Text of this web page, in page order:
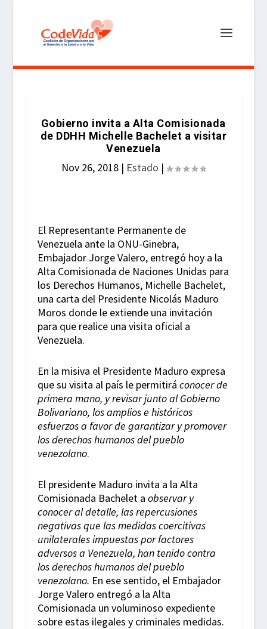
Gobierno invita a Alta Comisionada
de DDHH Michelle Bachelet a visitar
Venezuela
Nov 26, 2018| Estado |
El Representante Permanente de
Venezuela ante la ONU-Ginebra,
Embajador Jorge Valero, entregó hoy a la
Alta Comisionada de Naciones Unidas para
los Derechos Humanos, Michelle Bachelet,
una carta del Presidente Nicolás Maduro
Moros donde le extiende una invitación
para que realice una visita oficial a
Venezuela.
En la misiva el Presidente Maduro expresa
que su visita al país le permitirá conocer de
primera mano, y revisar junto al Gobierno
Bolivariano, los amplios e históricos
esfuerzos a favor de garantizar y promover
los derechos humanos del pueblo
venezolano.
El presidente Maduro invita a la Alta
Comisionada Bachelet a observar y
conocer al detalle, las repercusiones
negativas que las medidas coercitivas
unilaterales impuestas por factores
adversos a Venezuela, han tenido contra
los derechos humanos del pueblo
venezolano. En ese sentido, el Embajador
Jorge Valero entregó a la Alta
Comisionada un voluminoso expediente
sobre estas ilegales y criminales medidas.